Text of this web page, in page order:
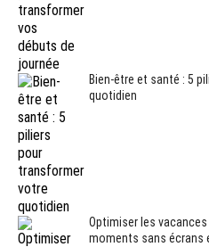
Bien-être et santé : 5
quotidien
Optimiser les
moments sans écrans